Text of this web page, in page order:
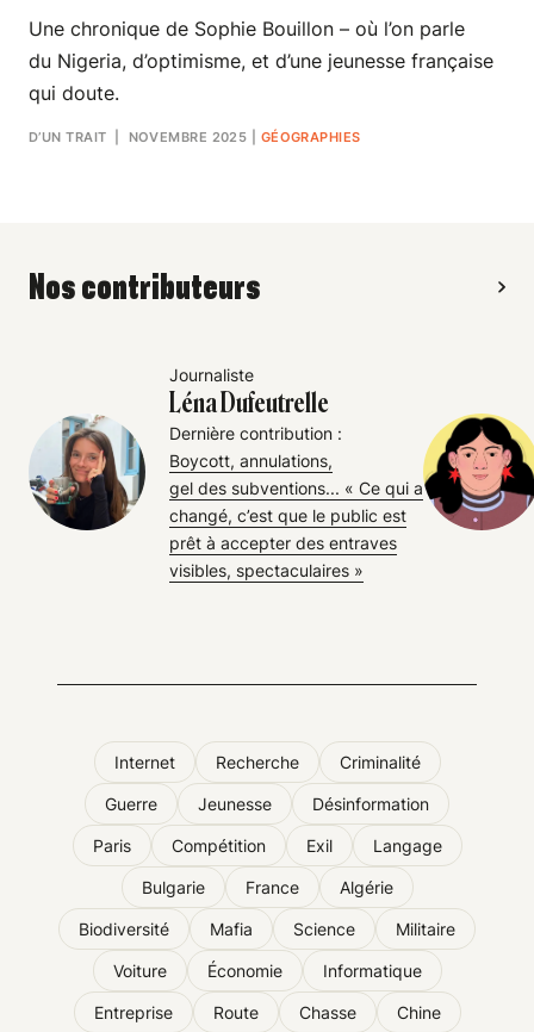
Une chronique de Sophie Bouillon – où l’on parle
du Nigeria, d’optimisme, et d’une jeunesse française
qui doute.
D’UN TRAIT | NOVEMBRE 2025 GÉOGRAPHIES
Nos contributeurs
Journaliste
Léna Dufeutrelle
Dernière contribution :
Boycott, annulations,
gel des subventions... « Ce qui a
changé, c’est que le public est
prêt à accepter des entraves
visibles, spectaculaires »
Internet Recherche Criminalité
Guerre Jeunesse Désinformation
Paris Compétition Exil Langage
Bulgarie France Algérie
Biodiversité Mafia Science Militaire
Voiture Économie Informatique
Entreprise Route Chasse Chine